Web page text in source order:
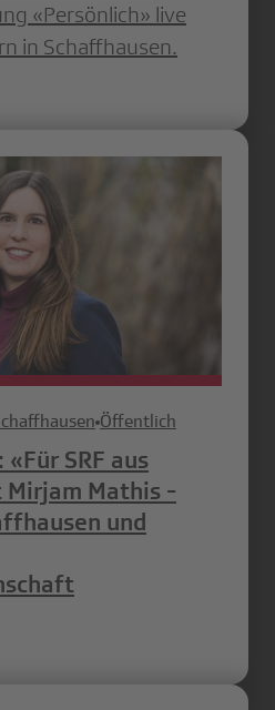
«Persönlich» live
in Schaffhausen.
Öffentlich
«Für SRF aus
Mathis -
und